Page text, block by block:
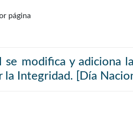
página
se modifica y adiciona
la Integridad. [Día